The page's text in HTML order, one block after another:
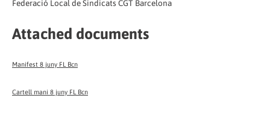
Federació Local de Sindicats CGT Barcelona
Attached documents
Manifest 8 juny FL Bcn
Cartell mani 8 juny FL Bcn